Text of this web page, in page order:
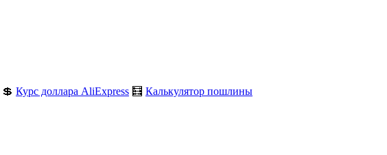
💲 Курс доллара AliExpress 🧮 Калькулятор пошлины